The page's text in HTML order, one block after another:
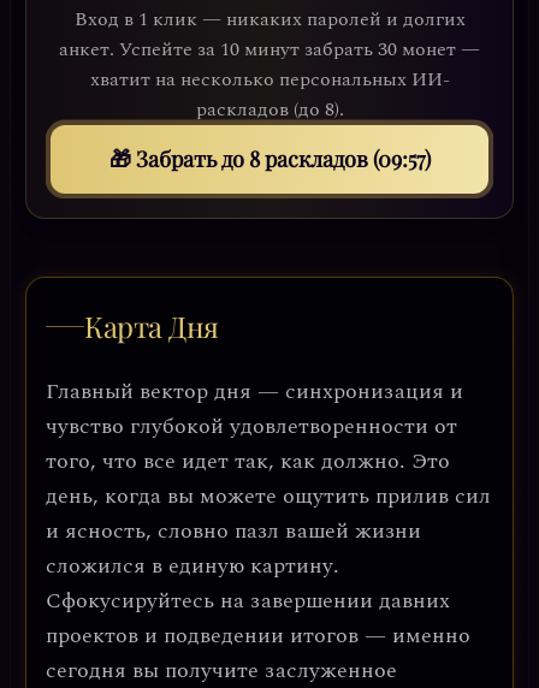
Вход в 1 клик — никаких паролей и долгих
анкет. Успейте за 10 минут забрать 30 монет —
хватит на несколько персональных ИИ-
раскладов (до 8).
🎁 Забрать до 8 раскладов (09:54)
Карта Дня
Главный вектор дня — синхронизация и
чувство глубокой удовлетворенности от
того, что все идет так, как должно. Это
день, когда вы можете ощутить прилив сил
и ясность, словно пазл вашей жизни
сложился в единую картину.
Сфокусируйтесь на завершении давних
проектов и подведении итогов — именно
сегодня вы получите заслуженное